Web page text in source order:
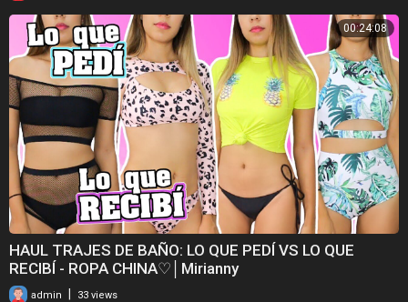
00:24:08
HAUL TRAJES DE BAÑO: LO QUE PEDÍ VS LO QUE
RECIBÍ - ROPA CHINA♡│Mirianny
admin 33 views